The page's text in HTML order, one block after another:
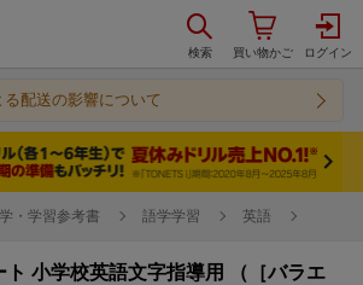
る配送の影響について
・学習参考書 語学学習 英語
小学校英語文字指導用 （［バラエ